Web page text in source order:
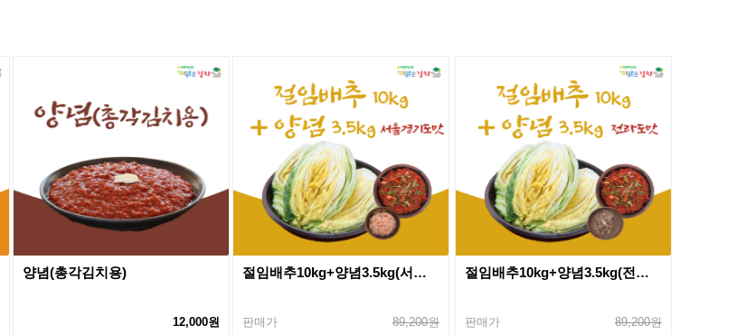
양념(총각김치용)
12,000원
절임배추10kg+양념3.5kg(서울*경기도맛)
판매가
89,200원
절임배추10kg+양념3.5kg(전라도맛)
판매가
89,200원